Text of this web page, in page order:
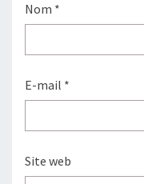
Nom *
E-mail *
Site web